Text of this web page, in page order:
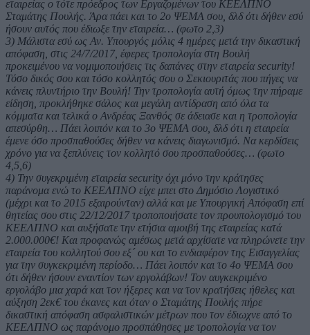
εταιρείας ο τότε πρόεδρος των Εργαζομένων του ΚΕΕΛΠΝΟ
Σταμάτης Πουλής. Άρα πάει και το 2ο ΨΕΜΑ σου, δλδ ότι δήθεν εσύ
ήσουν αυτός που έδιωξε την εταιρεία… (φωτο 2,3)
3) Μάλιστα εσύ ως Αν. Υπουργός μόλις 4 ημέρες μετά την δικαστική
απόφαση, στις 24/7/2017, έφερες τροπολογία στη Βουλή
προκειμένου να νομιμοποιήσεις τις δαπάνες στην εταιρεία security!
Τόσο δικός σου και τόσο κολλητός σου ο Σεκιουριτάς που πήγες να
κάνεις πλυντήριο την Βουλή! Την τροπολογία αυτή όμως την πήραμε
είδηση, προκλήθηκε σάλος και μεγάλη αντίδραση από όλα τα
κόμματα και τελικά ο Ανδρέας Ξανθός σε άδειασε και η τροπολογία
απεσύρθη… Πάει λοιπόν και το 3ο ΨΕΜΑ σου, δλδ ότι η εταιρεία
έμενε όσο προσπαθούσες δήθεν να κάνεις διαγωνισμό. Να κερδίσεις
χρόνο για να ξεπλύνεις τον κολλητό σου προσπαθούσες… (φωτο
4,5,6)
4) Την συγεκριμένη εταιρεία security όχι μόνο την κράτησες
παράνομα ενώ το ΚΕΕΛΠΝΟ είχε μπει στο Δημόσιο Λογιστικό
(μέχρι και το 2015 εξαιρούνταν) αλλά και με Υπουργική Απόφαση επί
θητείας σου στις 22/12/2017 τροποποιήσατε τον προυπολογισμό του
ΚΕΕΛΠΝΟ και αυξήσατε την ετήσια αμοιβή της εταιρείας κατά
2.000.000€! Και προφανώς αμέσως μετά αρχίσατε να πληρώνετε την
εταιρεία του κολλητού σου εξ´ ου και το ενδιαφέρον της Εισαγγελίας
για την συγκεκριμένη περίοδο… Πάει λοιπόν και το 4ο ΨΕΜΑ σου
ότι δήθεν ήσουν εναντίον των εργολάβων! Τον αυγκεκριμένο
εργολάβο μια χαρά και τον ήξερες και να τον κρατήσεις ήθελες και
αύξηση 2εκ€ του έκανες και όταν ο Σταμάτης Πουλής πήρε
δικαστική απόφαση ασφαλιστικών μέτρων που τον έδιωχνε από το
ΚΕΕΛΠΝΟ ως παράνομο προσπάθησες με τροπολογία να τον